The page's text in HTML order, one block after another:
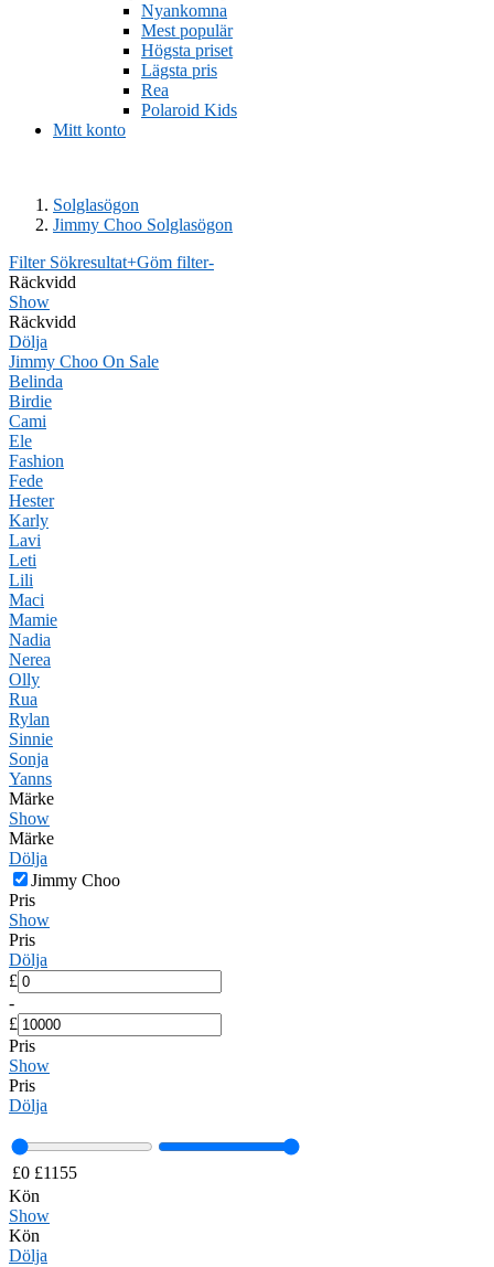
Nyankomna
Mest populär
Högsta priset
Lägsta pris
Rea
Polaroid Kids
Mitt konto
Solglasögon
Jimmy Choo Solglasögon
Filter Sökresultat+Göm filter-
Räckvidd
Show
Räckvidd
Dölja
Jimmy Choo On Sale
Belinda
Birdie
Cami
Ele
Fashion
Fede
Hester
Karly
Lavi
Leti
Lili
Maci
Mamie
Nadia
Nerea
Olly
Rua
Rylan
Sinnie
Sonja
Yanns
Märke
Show
Märke
Dölja
Jimmy Choo
Pris
Show
Pris
Dölja
£
-
£
Pris
Show
Pris
Dölja
£0 £1155
Kön
Show
Kön
Dölja